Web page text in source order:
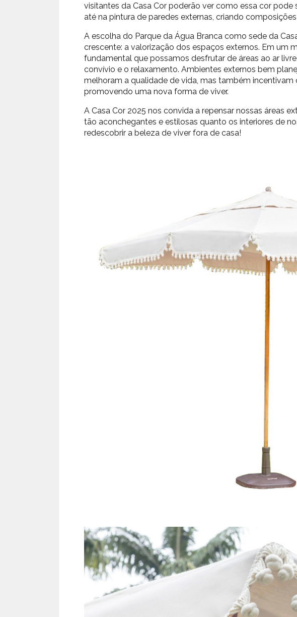
visitantes da Casa Cor poderão ver como essa cor pode
até na pintura de paredes externas, criando
A escolha do Parque da Água Branca como sede da
crescente: a valorização dos espaços externos. Em um
fundamental que possamos desfrutar de áreas ao ar
convívio e o relaxamento. Ambientes externos bem
melhoram a qualidade de vida, mas também incentivam
promovendo uma nova forma de viver.
A Casa Cor 2025 nos convida a repensar nossas áreas
tão aconchegantes e estilosas quanto os interiores de
redescobrir a beleza de viver fora de casa!